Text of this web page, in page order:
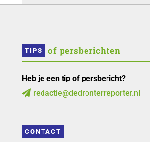
TIPS of persberichten
Heb je een tip of persbericht?
 redactie@dedronterreporter.nl
CONTACT